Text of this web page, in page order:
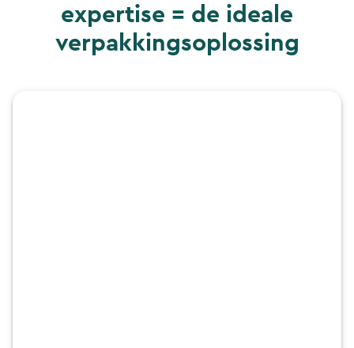
expertise = de ideale
verpakkingsoplossing